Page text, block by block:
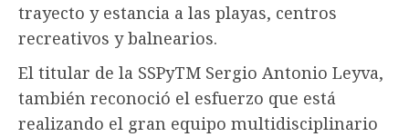
trayecto y estancia a las playas, centros
recreativos y balnearios.
El titular de la SSPyTM Sergio Antonio Leyva,
también reconoció el esfuerzo que está
realizando el gran equipo multidisciplinario